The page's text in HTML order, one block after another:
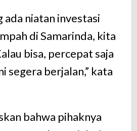
ada niatan investasi
di Samarinda, kita
bisa, percepat saja
segera berjalan,” kata
bahwa pihaknya